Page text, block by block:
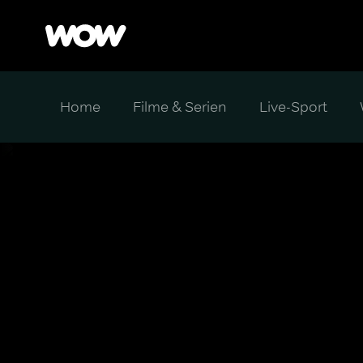
Home Filme & Serien Live-Sport